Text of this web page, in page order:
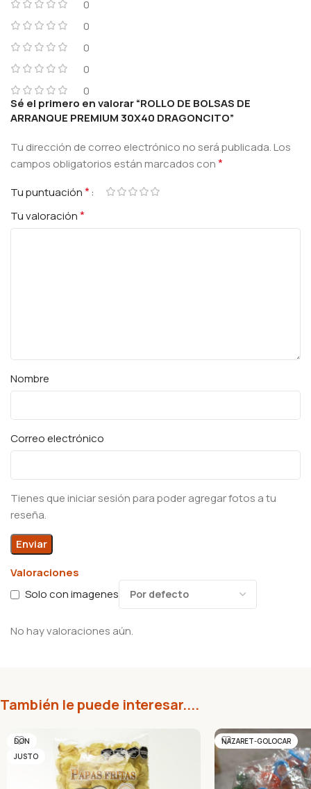
0
0
0
0
0
Valoraciones
Solo con imagenes
No hay valoraciones aún.
Sé el primero en valorar “ROLLO DE BOLSAS DE
ARRANQUE PREMIUM 30X40 DRAGONCITO”
Tu dirección de correo electrónico no será publicada.Los
campos obligatorios están marcados con*
Tu puntuación*
Tu valoración*
Nombre
Correo electrónico
Tienes que iniciar sesión para poder agregar fotos a tu
reseña.
También le puede interesar....
DON
JUSTO
NAZARET-GOLOCAR